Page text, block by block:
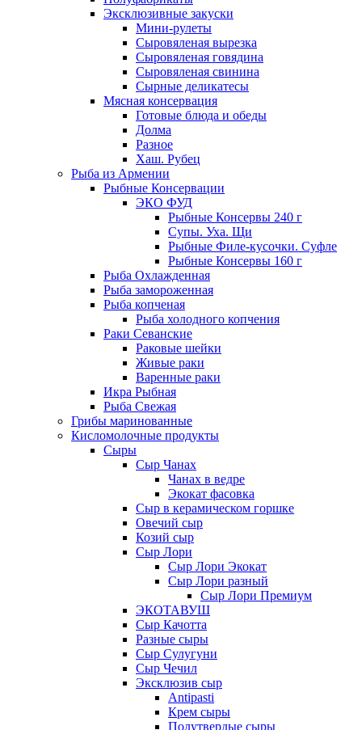
Эксклюзивные закуски
Мини-рулеты
Сыровяленая вырезка
Сыровяленая говядина
Сыровяленая свинина
Сырные деликатесы
Мясная консервация
Готовые блюда и обеды
Долма
Разное
Хаш. Рубец
Рыба из Армении
Рыбные Консервации
ЭКО ФУД
Рыбные Консервы 240 г
Супы. Уха. Щи
Рыбные Филе-кусочки. Суфле
Рыбные Консервы 160 г
Рыба Охлажденная
Рыба замороженная
Рыба копченая
Рыба холодного копчения
Раки Севанские
Раковые шейки
Живые раки
Варенные раки
Икра Рыбная
Рыба Свежая
Грибы маринованные
Кисломолочные продукты
Сыры
Сыр Чанах
Чанах в ведре
Экокат фасовка
Сыр в керамическом горшке
Овечий сыр
Козий сыр
Сыр Лори
Сыр Лори Экокат
Сыр Лори разный
Сыр Лори Премиум
ЭКОТАВУШ
Сыр Качотта
Разные сыры
Сыр Сулугуни
Сыр Чечил
Эксклюзив сыр
Antipasti
Крем сыры
Полутвердые сыры